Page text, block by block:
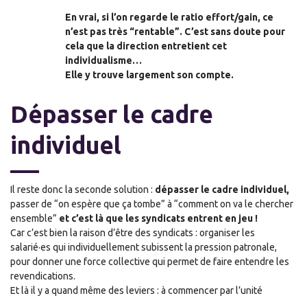
En vrai, si l’on regarde le ratio effort/gain, ce
n’est pas très “rentable”. C’est sans doute pour
cela que la direction entretient cet
individualisme…
Elle y trouve largement son compte.
Dépasser le cadre
individuel
Il reste donc la seconde solution : dépasser le cadre individuel,
passer de “on espère que ça tombe” à “comment on va le chercher
ensemble” et c’est là que les syndicats entrent en jeu !
Car c’est bien la raison d’être des syndicats : organiser les
salarié·es qui individuellement subissent la pression patronale,
pour donner une force collective qui permet de faire entendre les
revendications.
Et là il y a quand même des leviers : à commencer par l’unité